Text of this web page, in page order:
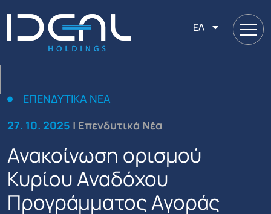
ΕΛ
ΕΠΕΝΔΥΤΙΚΆ ΝΈΑ
27. 10. 2025 | Επενδυτικά Νέα
Ανακοίνωση ορισμού
Κυρίου Αναδόχου
Προγράμματος Αγοράς